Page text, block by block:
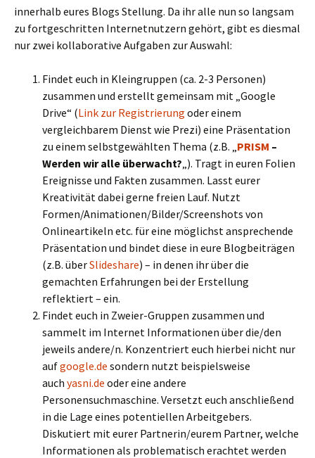
innerhalb eures Blogs Stellung. Da ihr alle nun so langsam
zu fortgeschritten Internetnutzern gehört, gibt es diesmal
nur zwei kollaborative Aufgaben zur Auswahl:
Findet euch in Kleingruppen (ca. 2-3 Personen)
zusammen und erstellt gemeinsam mit „Google
Drive“ (Link zur Registrierung oder einem
vergleichbarem Dienst wie Prezi) eine Präsentation
zu einem selbstgewählten Thema (z.B. „PRISM –
Werden wir alle überwacht?„). Tragt in euren Folien
Ereignisse und Fakten zusammen. Lasst eurer
Kreativität dabei gerne freien Lauf. Nutzt
Formen/Animationen/Bilder/Screenshots von
Onlineartikeln etc. für eine möglichst ansprechende
Präsentation und bindet diese in eure Blogbeiträgen
(z.B. überSlideshare) – in denen ihr über die
gemachten Erfahrungen bei der Erstellung
reflektiert – ein.
Findet euch in Zweier-Gruppen zusammen und
sammelt im Internet Informationen über die/den
jeweils andere/n. Konzentriert euch hierbei nicht nur
aufgoogle.de sondern nutzt beispielsweise
auch yasni.de oder eine andere
Personensuchmaschine. Versetzt euch anschließend
in die Lage eines potentiellen Arbeitgebers.
Diskutiert mit eurer Partnerin/eurem Partner, welche
Informationen als problematisch erachtet werden